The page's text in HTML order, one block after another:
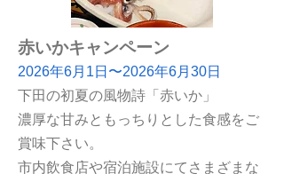
赤いかキャンペーン
2026年6月1日〜2026年6月30日
下田の初夏の風物詩「赤いか」
​濃厚な甘みともっちりとした食感をご
賞味下さい。
市内飲食店や宿泊施設にてさまざまな